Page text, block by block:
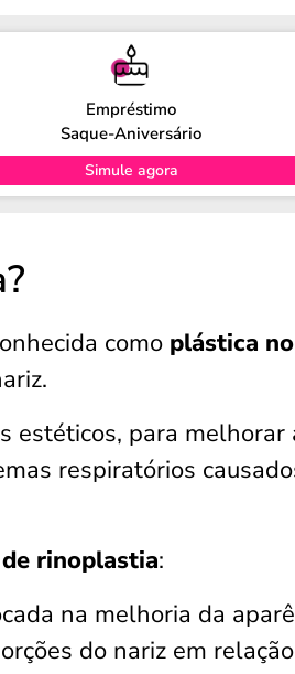
Empréstimo
Saque-Aniversário
Simule agora
como plástica
estéticos, para melhorar
respiratórios
rinoplastia:
na melhoria da
do nariz em